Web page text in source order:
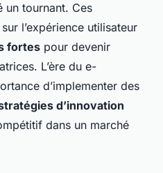
un tournant. Ces
l’expérience utilisateur
fortes pour devenir
L’ère du e-
d’implementer des
d’innovation
dans un marché